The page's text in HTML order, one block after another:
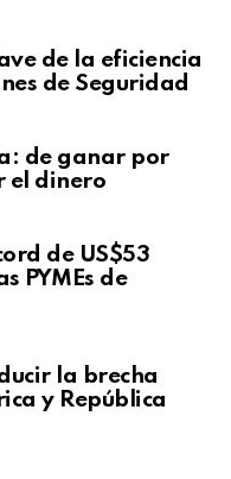
de la eficiencia
de Seguridad
de ganar por
el dinero
postde US$53
PYMEs de
la brecha
y República